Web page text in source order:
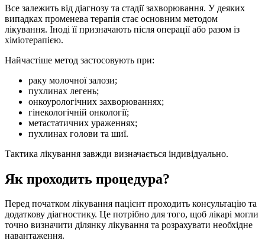
Все залежить від діагнозу та стадії захворювання. У деяких
випадках променева терапія стає основним методом
лікування. Іноді її призначають після операції або разом із
хіміотерапією.
Найчастіше метод застосовують при:
раку молочної залози;
пухлинах легень;
онкоурологічних захворюваннях;
гінекологічній онкології;
метастатичних ураженнях;
пухлинах голови та шиї.
Тактика лікування завжди визначається індивідуально.
Як проходить процедура?
Перед початком лікування пацієнт проходить консультацію та
додаткову діагностику. Це потрібно для того, щоб лікарі могли
точно визначити ділянку лікування та розрахувати необхідне
навантаження.